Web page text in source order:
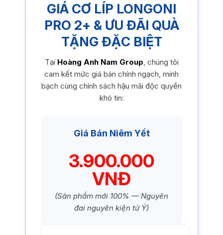
GIÁ CƠ LÍP LONGONI
PRO 2+ & ƯU ĐÃI QUÀ
TẶNG ĐẶC BIỆT
Tại Hoàng Anh Nam Group , chúng tôi
cam kết mức giá bán chính ngạch, minh
bạch cùng chính sách hậu mãi độc quyền
khó tin:
Giá Bán Niêm Yết
3.900.000
VNĐ
(Sản phẩm mới 100% — Nguyên
đai nguyên kiện từ Ý)